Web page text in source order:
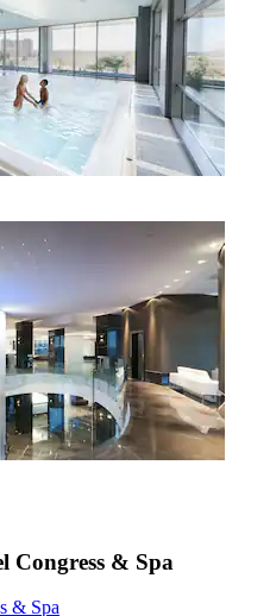
Congress & Spa
& Spa